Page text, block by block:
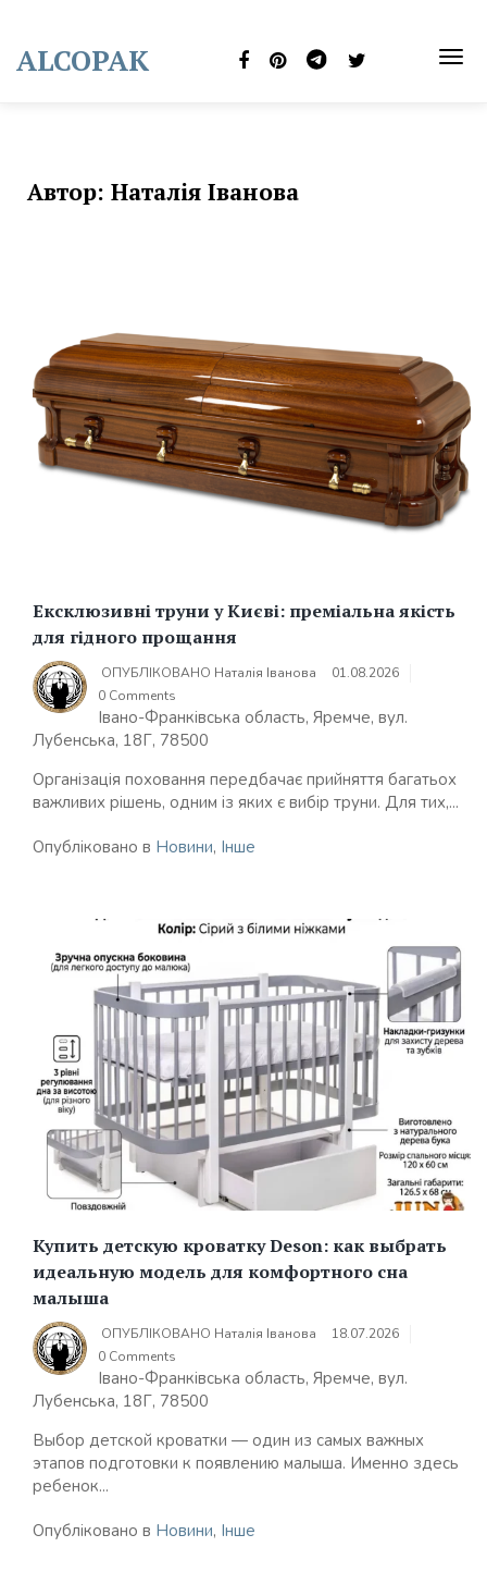
content
ALCOPAK
Автор: Наталія Іванова
Ексклюзивні труни у Києві: преміальна якість
для гідного прощання
ОПУБЛІКОВАНО Наталія Іванова
01.08.2026
0 Comments
Івано-Франківська область, Яремче, вул.
Лубенська, 18Г, 78500
Організація поховання передбачає прийняття багатьох
важливих рішень, одним із яких є вибір труни. Для тих,...
Опубліковано в Новини, Інше
Купить детскую кроватку Deson: как выбрать
идеальную модель для комфортного сна
малыша
ОПУБЛІКОВАНО Наталія Іванова
18.07.2026
0 Comments
Івано-Франківська область, Яремче, вул.
Лубенська, 18Г, 78500
Выбор детской кроватки — один из самых важных
этапов подготовки к появлению малыша. Именно здесь
ребенок...
Опубліковано в Новини, Інше